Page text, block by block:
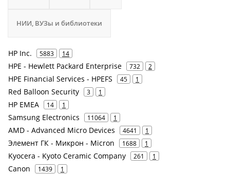
НИИ, ВУЗы и библиотеки
HP Inc. 5883 14
HPE - Hewlett Packard Enterprise 732 2
HPE Financial Services - HPEFS 45 1
Red Balloon Security 3 1
HP EMEA 14 1
Samsung Electronics 11064 1
AMD - Advanced Micro Devices 4641 1
Элемент ГК - Микрон - Micron 1688 1
Kyocera - Kyoto Ceramic Company 261 1
Canon 1439 1